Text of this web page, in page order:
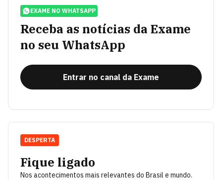
EXAME NO WHATSAPP
Receba as notícias da Exame
no seu WhatsApp
Entrar no canal da Exame
Fique ligado
Nos acontecimentos mais relevantes do Brasil e mundo.
DESPERTA